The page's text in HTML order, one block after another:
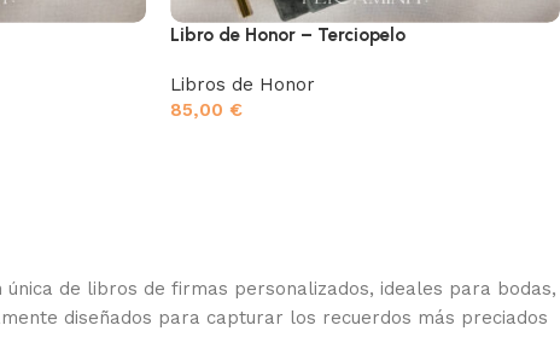
Libro de Honor – Terciopelo
Libros de Honor
85,00€
de libros de firmas personalizados, ideales para bodas,
diseñados para capturar los recuerdos más preciados